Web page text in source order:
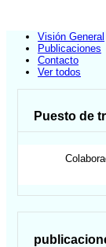
Visión General
Publicaciones
Contacto
Ver todos
Puesto de